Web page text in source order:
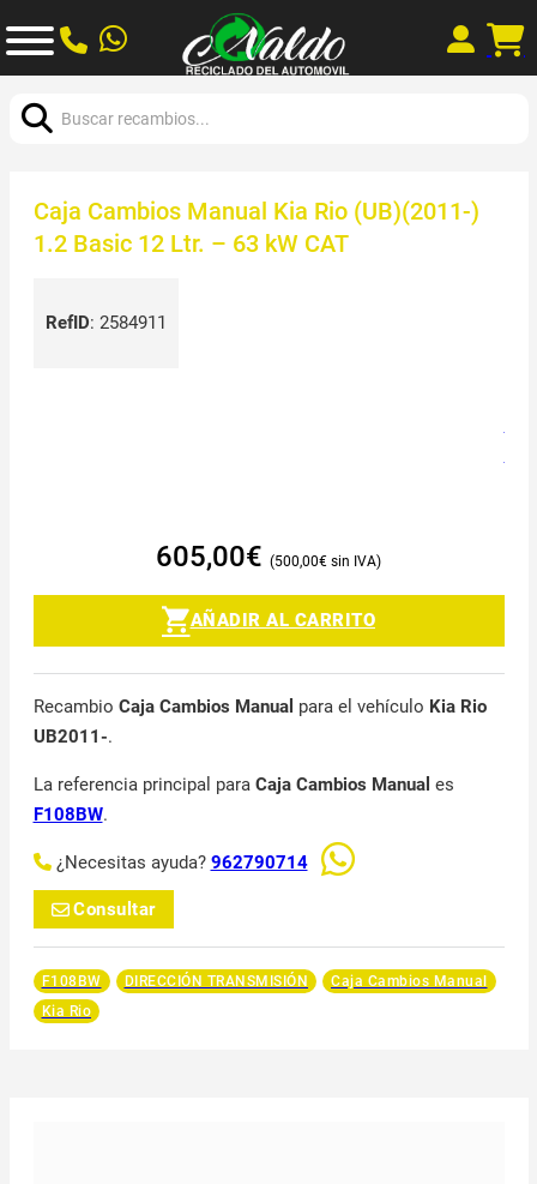
Caja Cambios Manual Kia Rio (UB)(2011-)
1.2 Basic 12 Ltr. – 63 kW CAT
RefID: 2584911
605,00€ 500,00€
AÑADIR AL CARRITO
Recambio Caja Cambios Manual para el vehículo Kia Rio
UB2011-.
La referencia principal para Caja Cambios Manual es
F108BW.
¿Necesitas ayuda? 962790714
Consultar
F108BW DIRECCIÓN TRANSMISIÓN
Caja Cambios Manual
Kia Rio